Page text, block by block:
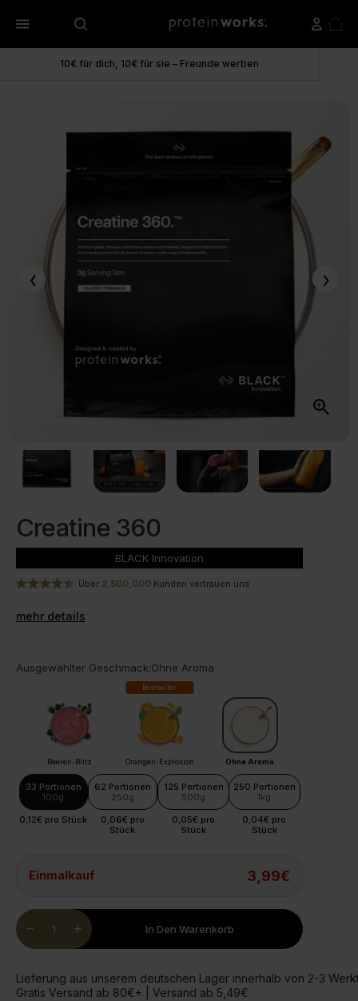
menu
10€ für dich, 10€ für sie – Freunde werben
Creatine 360
BLACK Innovation
Über 2,500,000 Kunden vertrauen uns
mehr details
Ausgewählter Geschmack:Ohne Aroma
Beeren-Blitz
Bestseller
Orangen-Explosion Ohne Aroma
33 Portionen
100g
0,12€ pro Stück
62 Portionen
250g
0,06€ pro
Stück
125 Portionen
500g
0,05€ pro
Stück
250 Portionen
1kg
0,04€ pro
Stück
Einmalkauf 3,99€
remove
Quantity
add In Den Warenkorb
Lieferung aus unserem deutschen Lager innerhalb von 2-3
Gratis Versand ab 80€+ | Versand ab 5,49€